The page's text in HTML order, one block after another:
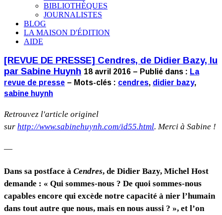
BIBLIOTHÈQUES
JOURNALISTES
BLOG
LA MAISON D'ÉDITION
AIDE
[REVUE DE PRESSE] Cendres, de Didier Bazy, lu
par Sabine Huynh 18 avril 2016 – Publié dans : La
revue de presse – Mots-clés : cendres, didier bazy,
sabine huynh
Retrouvez l'article originel
sur http://www.sabinehuynh.com/id55.html. Merci à Sabine !
—
Dans sa postface à Cendres, de Didier Bazy, Michel Host
demande : « Qui sommes-nous ? De quoi sommes-nous
capables encore qui excède notre capacité à nier l’humain
dans tout autre que nous, mais en nous aussi ? », et l’on